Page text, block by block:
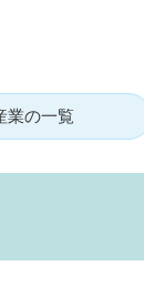
業の一覧